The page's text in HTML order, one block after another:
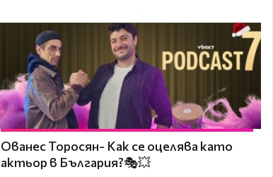
Ованес Торосян- Как се оцелява като
актьор в България?🎭💥